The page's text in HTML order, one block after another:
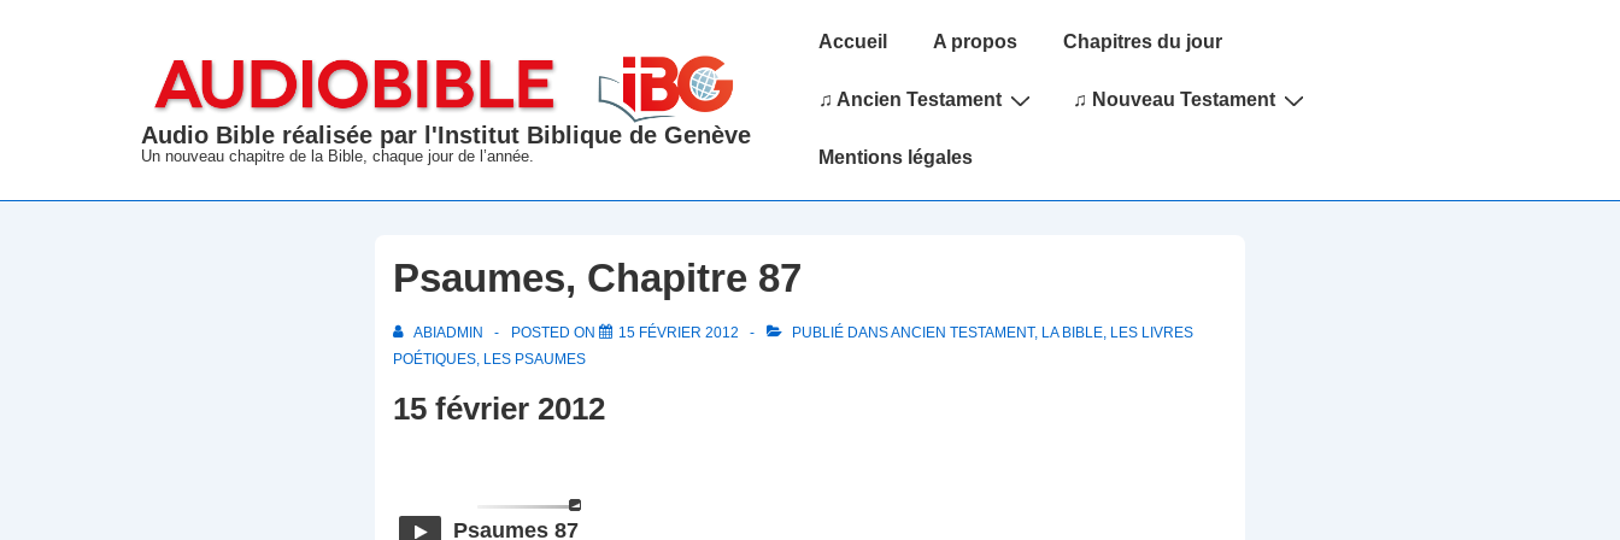
Audio Bible réalisée par l'Institut Biblique de Genève
Un nouveau chapitre de la Bible, chaque jour de l’année.
Main
Accueil A propos Chapitres du jour
♫ Ancien Testament ♫ Nouveau Testament
Mentions légales
Psaumes, Chapitre 87
ABIADMIN POSTED ON 15 FÉVRIER 2012 PUBLIÉ DANSANCIEN TESTAMENT, LA BIBLE, LES LIVRES
POÉTIQUES, LES PSAUMES
15 février 2012
Psaumes 87